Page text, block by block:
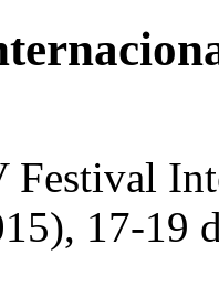
Festival
17-19